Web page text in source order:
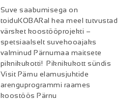
Suve saabumisega on
toiduKOBARal hea meel tutvustad
värsket koostööprojekti –
spetsiaalselt suvehooajaks
valminud Pärnumaa maitsete
piknikukotti! Piknikukott sündis
Visit Pärnu elamusjuhtide
arenguprogrammi raames
koostöös Pärnu